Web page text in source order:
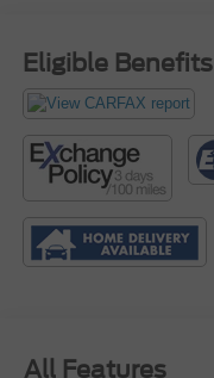
Eligible Benefits
All Features